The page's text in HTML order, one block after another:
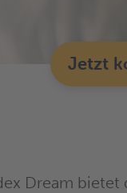
Jetzt
Dream bietet